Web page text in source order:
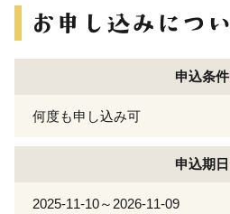
申込条件
何度も申し込み可
申込期日
2025-11-10～2026-11-09